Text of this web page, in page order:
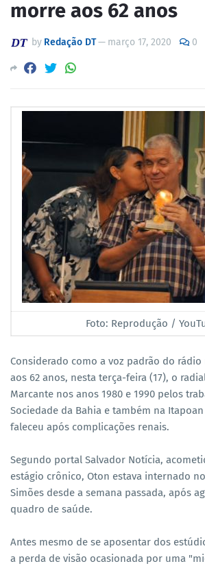
morre aos 62 anos
by Redação DT— março 17, 2020 0
Foto: Reprodução /
Considerado como a voz padrão do
aos 62 anos, nesta terça-feira (17), o
Marcante nos anos 1980 e 1990 pelos
Sociedade da Bahia e também na
faleceu após complicações renais.
Segundo portal Salvador Notícia,
estágio crônico, Oton estava internado
Simões desde a semana passada, após
quadro de saúde.
Antes mesmo de se aposentar dos
a perda de visão ocasionada por uma